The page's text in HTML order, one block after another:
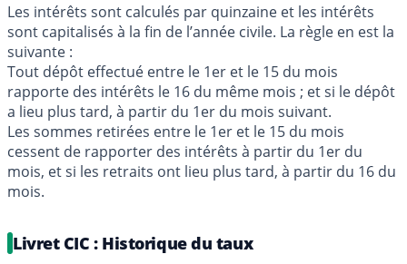
Les intérêts sont calculés par quinzaine et les intérêts
sont capitalisés à la fin de l’année civile. La règle en est la
suivante :
Tout dépôt effectué entre le 1er et le 15 du mois
rapporte des intérêts le 16 du même mois ; et si le dépôt
a lieu plus tard, à partir du 1er du mois suivant.
Les sommes retirées entre le 1er et le 15 du mois
cessent de rapporter des intérêts à partir du 1er du
mois, et si les retraits ont lieu plus tard, à partir du 16 du
mois.
Livret CIC : Historique du taux